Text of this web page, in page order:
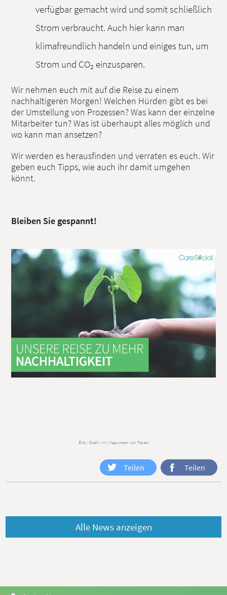
verfügbar gemacht wird und somit schließlich
Strom verbraucht. Auch hier kann man
klimafreundlich handeln und einiges tun, um
Strom und CO₂ einzusparen.
Wir nehmen euch mit auf die Reise zu einem
nachhaltigeren Morgen! Welchen Hürden gibt es bei
der Umstellung von Prozessen? Was kann der einzelne
Mitarbeiter tun? Was ist überhaupt alles möglich und
wo kann man ansetzen?
Wir werden es herausfinden und verraten es euch. Wir
geben euch Tipps, wie auch ihr damit umgehen
könnt.
Bleiben Sie gespannt!
Bild / Grafik: Akil Mazumder von Pexels
Teilen
Teilen
Alle News anzeigen